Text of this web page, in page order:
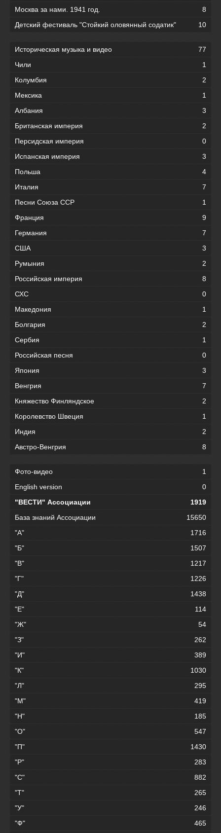
Москва за нами. 1941 год.
8
Детский фестиваль "Стойкий оловянный содатик"
10
Историческая музыка и видео
77
Чили
1
Колумбия
2
Мексика
1
Албания
3
Британская империя
2
Персидская империя
0
Испанская империя
3
Польша
4
Италия
7
Песни Союза ССР
1
Франция
9
Германия
7
США
3
Румыния
2
Российская империя
8
СХС
0
Македония
1
Болгария
2
Сербия
1
Российская песня
0
Япония
3
Венгрия
7
Княжество Финляндское
2
Королевство Швеция
1
Индия
2
Австро-Венгрия
8
Фото-видео
1
English version
0
"ВЕСТИ" Ассоциации
1919
База знаний Ассоциации
15650
"А"
1716
"Б"
1507
"В"
1217
"Г"
1226
"Д"
1438
"Е"
114
"Ж"
54
"З"
262
"И"
389
"К"
1030
"Л"
295
"М"
419
"Н"
185
"О"
547
"П"
1430
"Р"
283
"С"
882
"Т"
265
"У"
246
"Ф"
465